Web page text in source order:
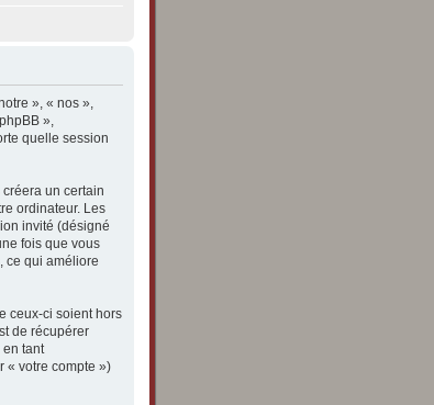
», « nos »,
»,
quelle session
un certain
ordinateur. Les
invité (désigné
fois que vous
ce qui améliore
ceux-ci soient hors
de récupérer
en tant
« votre compte »)